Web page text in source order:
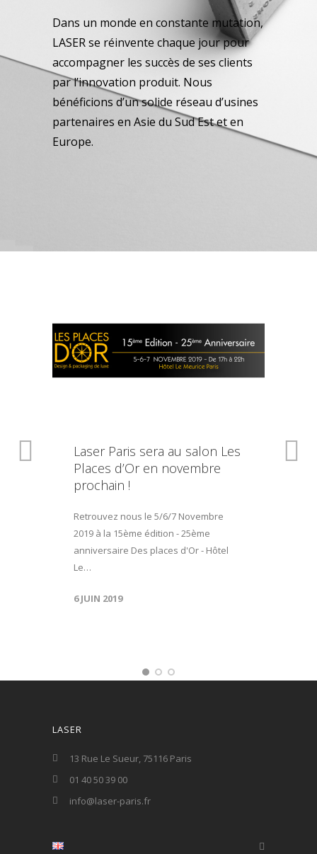
Dans un monde en constante mutation,
LASER se réinvente chaque jour pour
accompagner les succès de ses clients
par l’innovation produit. Nous
bénéficions d’un solide réseau d’usines
partenaires en Asie du Sud Est et en
Europe.
Laser Paris sera au salon Les
Places d’Or en novembre
prochain !
Retrouvez nous le 5/6/7 Novembre
2019 à la 15ème édition - 25ème
anniversaire Des places d'Or - Hôtel
Le…
6 JUIN 2019
LASER
13 Rue Le Sueur, 75116 Paris
01 40 50 39 00
info@laser-paris.fr